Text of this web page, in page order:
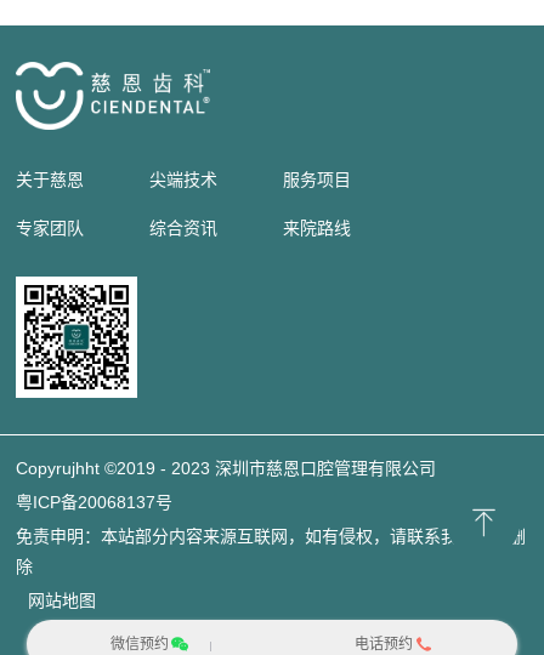
关于慈恩 尖端技术 服务项目
专家团队 综合资讯 来院路线
Copyrujhht ©2019 - 2023 深圳市慈恩口腔管理有限公司
粤ICP备20068137号
免责申明：本站部分内容来源互联网，如有侵权，请联系我们立即删
除
网站地图
微信预约 电话预约